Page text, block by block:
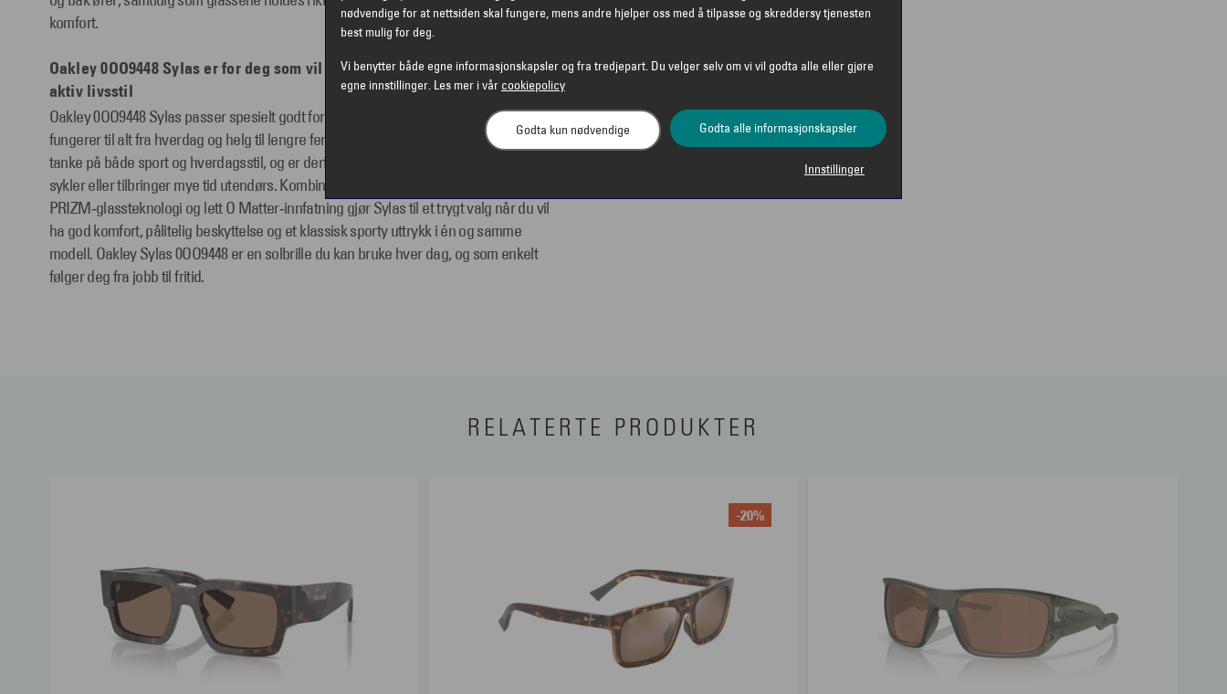
komfort.
Oakley 0OO9448 Sylas er for deg som vil kombinere hverdagsbruk og en
aktiv livsstil
Oakley 0OO9448 Sylas passer spesielt godt for deg som ønsker en solbrille som
fungerer til alt fra hverdag og helg til lengre ferier og turer. Modellen er laget med
tanke på både sport og hverdagsstil, og er derfor et naturlig valg for deg som løper,
sykler eller tilbringer mye tid utendørs. Kombinasjonen av klassisk design,
PRIZM‑glassteknologi og lett O Matter‑innfatning gjør Sylas til et trygt valg når du vil
ha god komfort, pålitelig beskyttelse og et klassisk sporty uttrykk i én og samme
modell. Oakley Sylas 0OO9448 er en solbrille du kan bruke hver dag, og som enkelt
følger deg fra jobb til fritid.
RELATERTE PRODUKTER
-20%
nødvendige for at nettsiden skal fungere, mens andre hjelper oss med å tilpasse og skreddersy tjenesten
best mulig for deg.
Vi benytter både egne informasjonskapsler og fra tredjepart. Du velger selv om vi vil godta alle eller gjøre
egne innstillinger. Les mer i vår cookiepolicy
Godta alle informasjonskapsler
Godta kun nødvendige
Innstillinger